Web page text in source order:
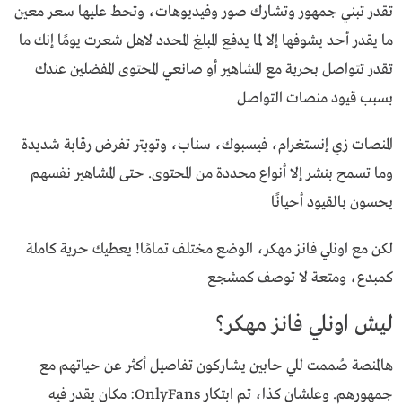
تقدر تبني جمهور وتشارك صور وفيديوهات، وتحط عليها سعر معين
ما يقدر أحد يشوفها إلا لما يدفع المبلغ المحدد لاهل شعرت يومًا إنك ما
تقدر تتواصل بحرية مع المشاهير أو صانعي المحتوى المفضلين عندك
بسبب قيود منصات التواصل
المنصات زي إنستغرام، فيسبوك، سناب، وتويتر تفرض رقابة شديدة
وما تسمح بنشر إلا أنواع محددة من المحتوى. حتى المشاهير نفسهم
يحسون بالقيود أحيانًا
لكن مع اونلي فانز مهكر، الوضع مختلف تمامًا! يعطيك حرية كاملة
كمبدع، ومتعة لا توصف كمشجع
ليش اونلي فانز مهكر؟
هالمنصة صُممت للي حابين يشاركون تفاصيل أكثر عن حياتهم مع
جمهورهم. وعلشان كذا، تم ابتكار OnlyFans: مكان يقدر فيه